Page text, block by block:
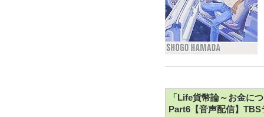
「Life貨幣論～お金に
Part6【音声配信】